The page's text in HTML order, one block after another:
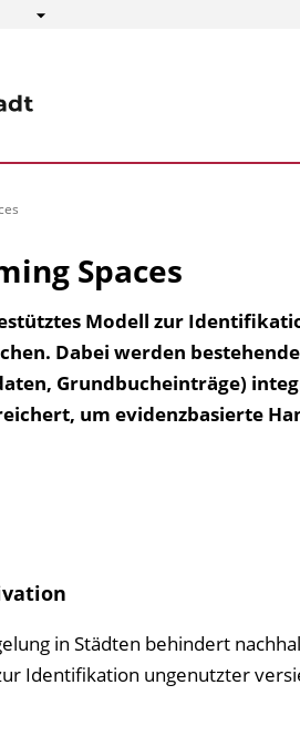
Spaces
Modell zur
Dabei werden
Grundbucheinträge)
um evidenzbasierte
in Städten behindert
Identifikation ungenutzter